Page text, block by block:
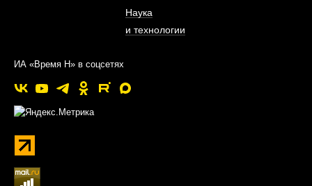
Наука
и технологии
ИА «Время Н» в соцсетях